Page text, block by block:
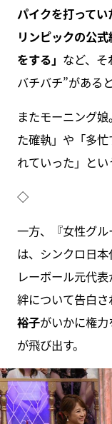
パイクを打ってい
リンピックの公
をする」 など、
バチバチ”がある
またモーニング
た確執」や「多
れていった」とい
◇
一方、『女性グ
は、シンクロ日
レーボール元代
絆について告白
裕子がいかに権
が飛び出す。